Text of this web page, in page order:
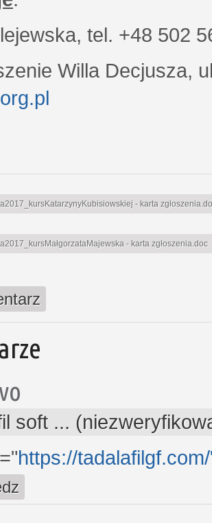
tel. +48 502
Willa Decjusza,
- karta
- karta zgłoszenia.doc
soft ...
https://